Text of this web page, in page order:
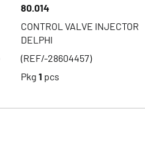
80.014
CONTROL VALVE INJECTOR
DELPHI
(REF/-28604457)
Pkg 1 pcs